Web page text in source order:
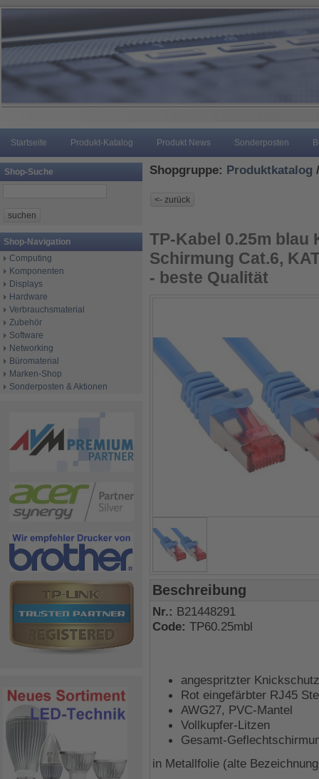
Startseite Produkt-Katalog Produkt News Sonderposten
Shop-Suche
Shop-Navigation
Computing
Komponenten
Displays
Hardware
Verbrauchsmaterial
Zubehör
Software
Networking
Büromaterial
Marken-Shop
Sonderposten & Aktionen
Shopgruppe: Produktkatalog
TP-Kabel 0.25m blau
Schirmung Cat.6,
- beste Qualität
Beschreibung
Nr.: B21448291
Code: TP60.25mbl
angespritzter
Rot eingefärbter RJ45
AWG27, PVC-Mantel
Vollkupfer-Litzen
Gesamt-
in Metallfolie (alte